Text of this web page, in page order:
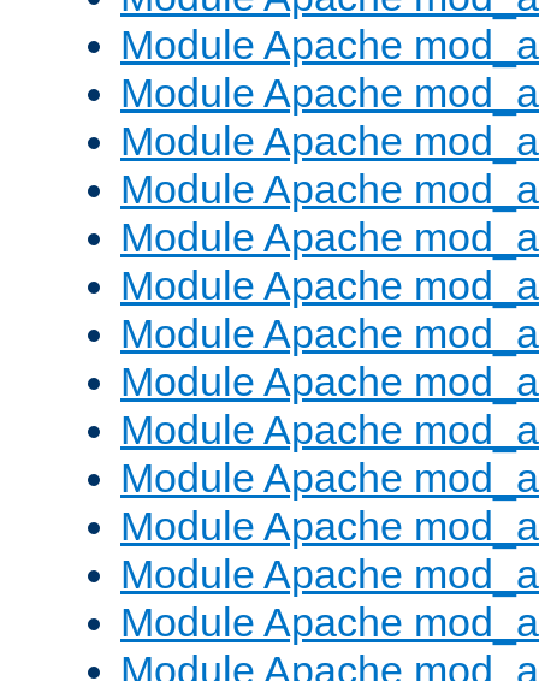
Module Apache
Module Apache
Module Apache
Module Apache
Module Apache
Module Apache
Module Apache
Module Apache
Module Apache
Module Apache
Module Apache
Module Apache
Module Apache
Module Apache